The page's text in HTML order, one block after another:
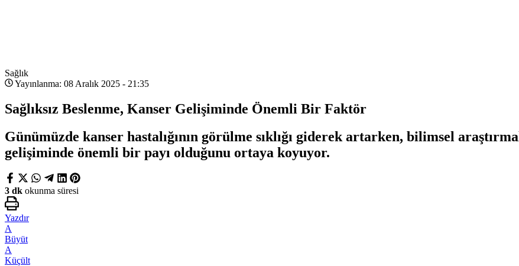
Sağlık
Yayınlanma: 08 Aralık 2025 - 21:35
Sağlıksız Beslenme, Kanser Gelişiminde Önemli Bir Faktör
Günümüzde kanser hastalığının görülme sıklığı giderek artarken, bilimsel
gelişiminde önemli bir payı olduğunu ortaya koyuyor.
3 dk okunma süresi
Yazdır
A
Büyüt
A
Küçült